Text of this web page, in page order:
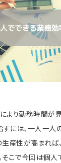
より勤務時間が
には、一人一人
生産性が高まれば
そこで今回は個